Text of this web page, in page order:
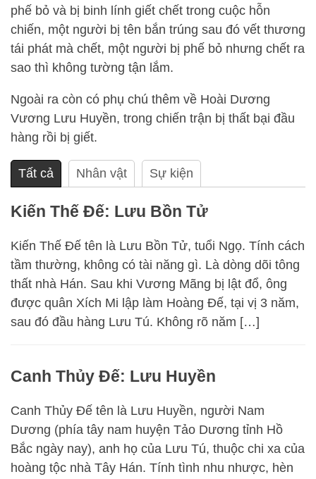
phế bỏ và bị binh lính giết chết trong cuộc hỗn
chiến, một người bị tên bắn trúng sau đó vết thương
tái phát mà chết, một người bị phế bỏ nhưng chết ra
sao thì không tường tận lắm.
Ngoài ra còn có phụ chú thêm về Hoài Dương
Vương Lưu Huyền, trong chiến trận bị thất bại đầu
hàng rồi bị giết.
Tất cả Nhân vật Sự kiện
Kiến Thế Đế: Lưu Bồn Tử
Kiến Thế Đế tên là Lưu Bồn Tử, tuổi Ngọ. Tính cách
tầm thường, không có tài năng gì. Là dòng dõi tông
thất nhà Hán. Sau khi Vương Mãng bị lật đổ, ông
được quân Xích Mi lập làm Hoàng Đế, tại vị 3 năm,
sau đó đầu hàng Lưu Tú. Không rõ năm […]
Canh Thủy Đế: Lưu Huyền
Canh Thủy Đế tên là Lưu Huyền, người Nam
Dương (phía tây nam huyện Tảo Dương tỉnh Hồ
Bắc ngày nay), anh họ của Lưu Tú, thuộc chi xa của
hoàng tộc nhà Tây Hán. Tính tình nhu nhược, hèn